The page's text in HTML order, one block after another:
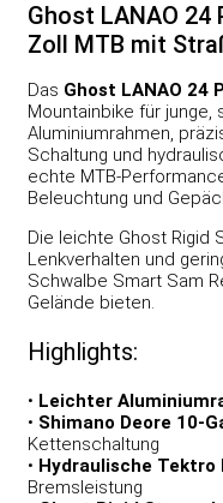
Ghost LANAO 24
Zoll MTB mit
Das Ghost LANAO 24
Mountainbike für
Aluminiumrahmen,
Schaltung und
echte MTB-
Beleuchtung und
Die leichte Ghost Rigid
Lenkverhalten und
Schwalbe Smart Sam
Gelände bieten.
Highlights:
• Leichter
• Shimano Deore 10-
Kettenschaltung
• Hydraulische Tektro
Bremsleistung